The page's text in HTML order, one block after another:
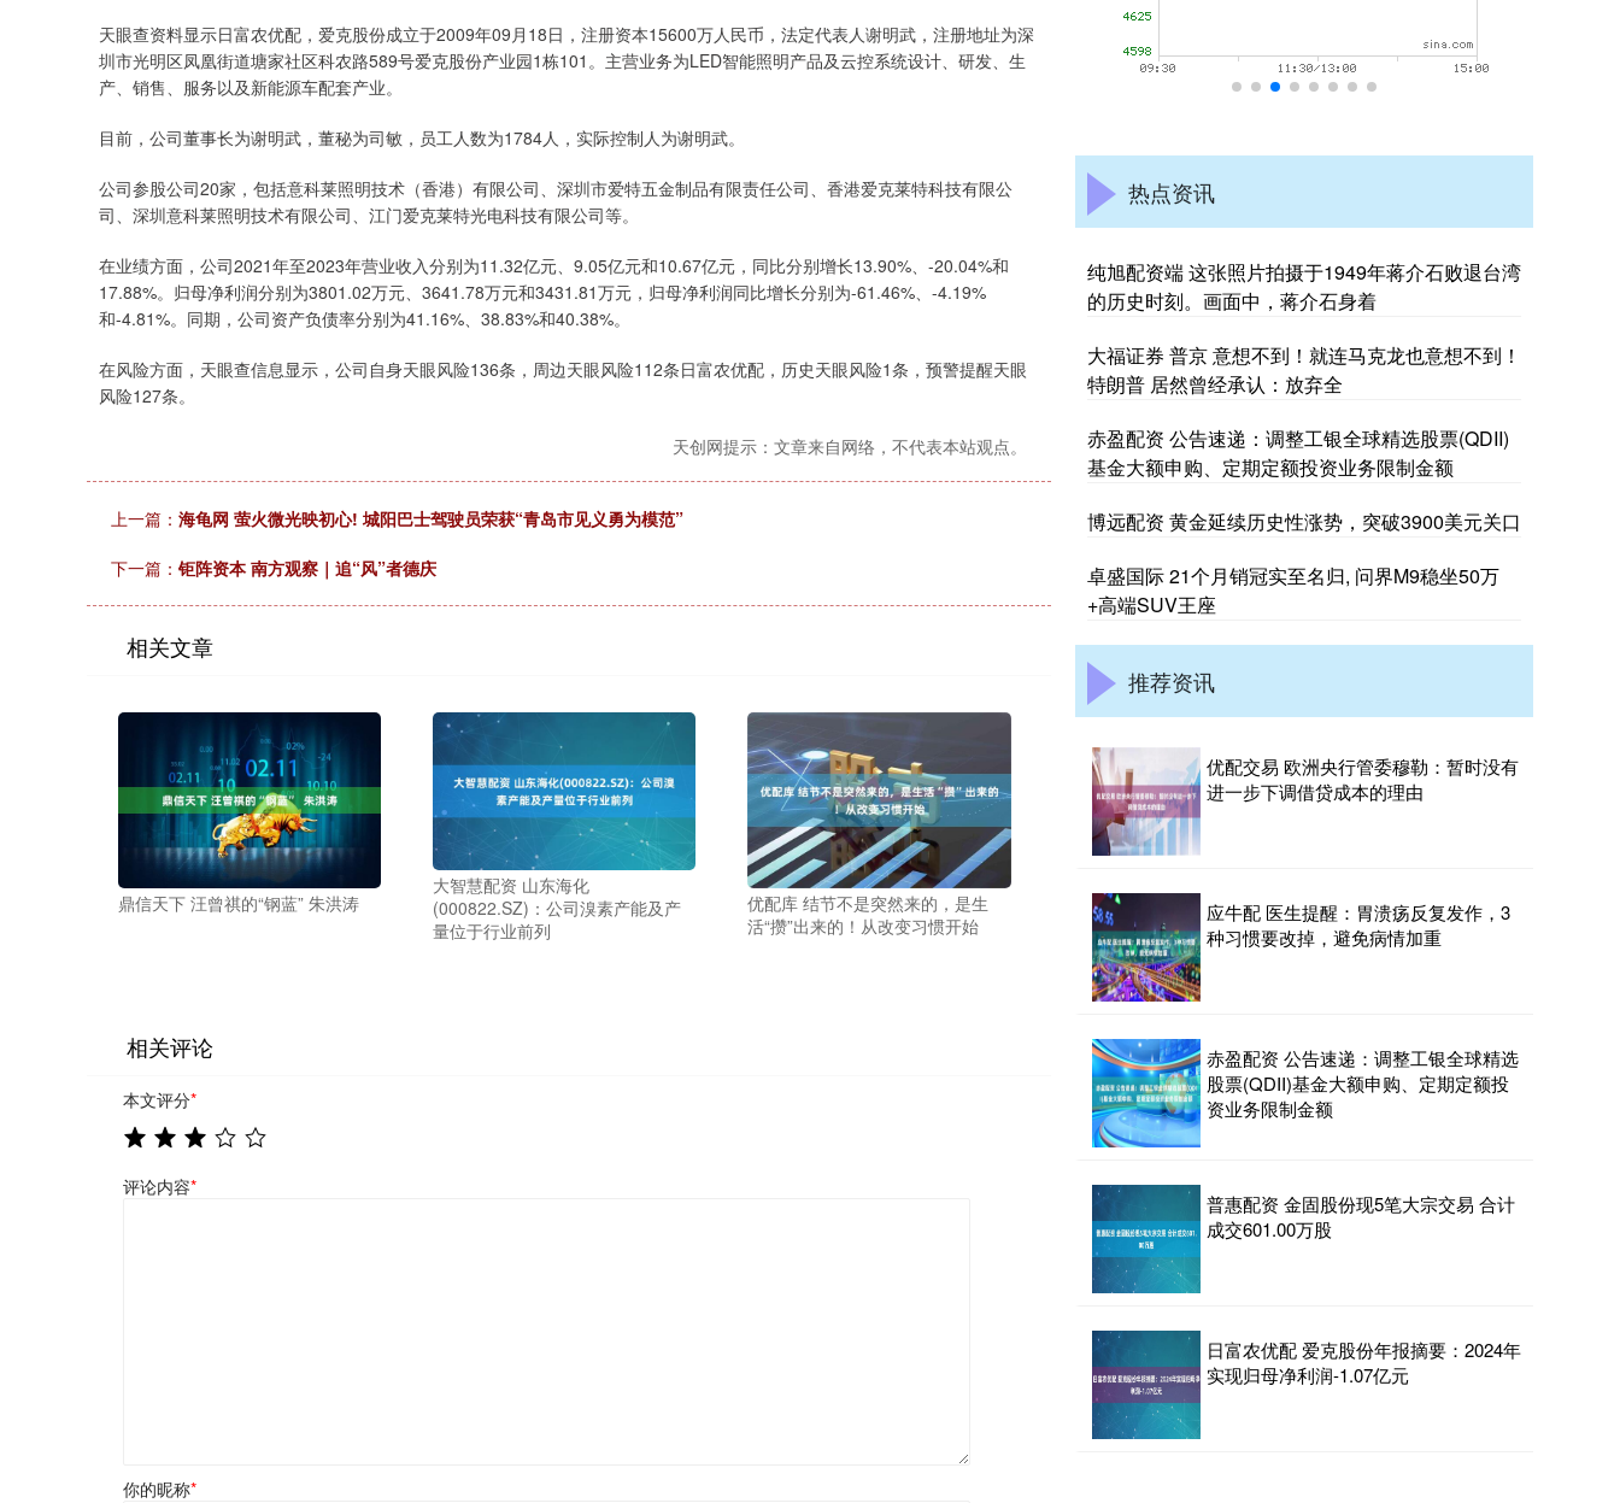
天眼查资料显示日富农优配，爱克股份成立于2009年09月18日，注册资本15600万人民币，法定代表人谢明武，注册地址为深
圳市光明区凤凰街道塘家社区科农路589号爱克股份产业园1栋101。主营业务为LED智能照明产品及云控系统设计、研发、生
产、销售、服务以及新能源车配套产业。
目前，公司董事长为谢明武，董秘为司敏，员工人数为1784人，实际控制人为谢明武。
公司参股公司20家，包括意科莱照明技术（香港）有限公司、深圳市爱特五金制品有限责任公司、香港爱克莱特科技有限公
司、深圳意科莱照明技术有限公司、江门爱克莱特光电科技有限公司等。
在业绩方面，公司2021年至2023年营业收入分别为11.32亿元、9.05亿元和10.67亿元，同比分别增长13.90%、-20.04%和
17.88%。归母净利润分别为3801.02万元、3641.78万元和3431.81万元，归母净利润同比增长分别为-61.46%、-4.19%
和-4.81%。同期，公司资产负债率分别为41.16%、38.83%和40.38%。
在风险方面，天眼查信息显示，公司自身天眼风险136条，周边天眼风险112条日富农优配，历史天眼风险1条，预警提醒天眼
风险127条。
天创网提示：文章来自网络，不代表本站观点。
上一篇： 海龟网 萤火微光映初心! 城阳巴士驾驶员荣获“青岛市见义勇为模范”
下一篇： 钜阵资本 南方观察｜追“风”者德庆
相关文章
鼎信天下 汪曾祺的“钢蓝” 朱洪涛
大智慧配资 山东海化
(000822.SZ)：公司溴素产能及产
量位于行业前列
优配库 结节不是突然来的，是生
活“攒”出来的！从改变习惯开始
相关评论
本文评分*
评论内容*
你的昵称*
热点资讯
纯旭配资端 这张照片拍摄于1949年蒋介石败退台湾
的历史时刻。画面中，蒋介石身着
大福证券 普京 意想不到！就连马克龙也意想不到！
特朗普 居然曾经承认：放弃全
赤盈配资 公告速递：调整工银全球精选股票(QDII)
基金大额申购、定期定额投资业务限制金额
博远配资 黄金延续历史性涨势，突破3900美元关口
卓盛国际 21个月销冠实至名归, 问界M9稳坐50万
+高端SUV王座
推荐资讯
优配交易 欧洲央行管委穆勒：暂时没有
进一步下调借贷成本的理由
应牛配 医生提醒：胃溃疡反复发作，3
种习惯要改掉，避免病情加重
赤盈配资 公告速递：调整工银全球精选
股票(QDII)基金大额申购、定期定额投
资业务限制金额
普惠配资 金固股份现5笔大宗交易 合计
成交601.00万股
日富农优配 爱克股份年报摘要：2024年
实现归母净利润-1.07亿元